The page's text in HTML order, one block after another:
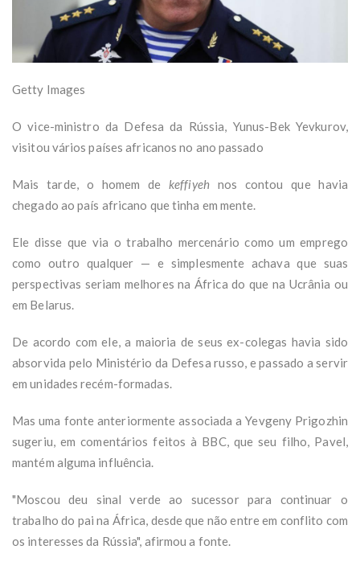
Getty Images
O vice-ministro da Defesa da Rússia, Yunus-Bek Yevkurov,
visitou vários países africanos no ano passado
Mais tarde, o homem dekeffiyehnos contou que havia
chegado ao país africano que tinha em mente.
Ele disse que via o trabalho mercenário como um emprego
como outro qualquer — e simplesmente achava que suas
perspectivas seriam melhores na África do que na Ucrânia ou
em Belarus.
De acordo com ele, a maioria de seus ex-colegas havia sido
absorvida pelo Ministério da Defesa russo, e passado a servir
em unidades recém-formadas.
Mas uma fonte anteriormente associada a Yevgeny Prigozhin
sugeriu, em comentários feitos à BBC, que seu filho, Pavel,
mantém alguma influência.
"Moscou deu sinal verde ao sucessor para continuar o
trabalho do pai na África, desde que não entre em conflito com
os interesses da Rússia", afirmou a fonte.